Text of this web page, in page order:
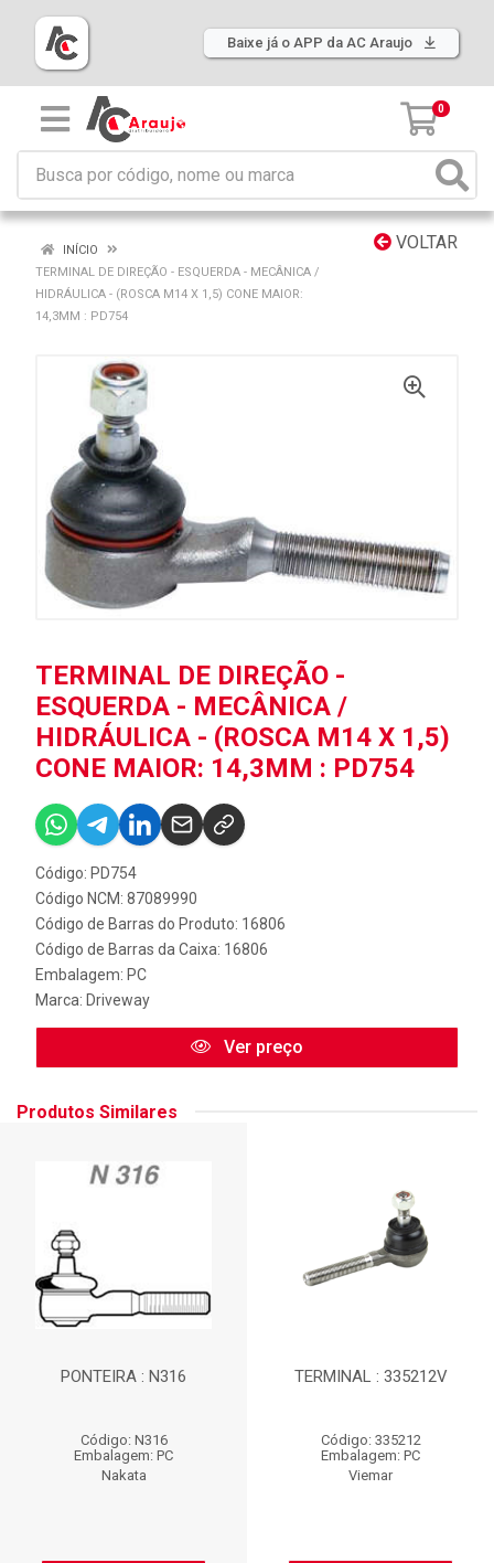
Baixe já o APP da AC Araujo
0
VOLTAR
INÍCIO
TERMINAL DE DIREÇÃO - ESQUERDA - MECÂNICA /
HIDRÁULICA - (ROSCA M14 X 1,5) CONE MAIOR:
14,3MM : PD754
TERMINAL DE DIREÇÃO -
ESQUERDA - MECÂNICA /
HIDRÁULICA - (ROSCA M14 X 1,5)
CONE MAIOR: 14,3MM : PD754
Código: PD754
Código NCM: 87089990
Código de Barras do Produto: 16806
Código de Barras da Caixa: 16806
Embalagem: PC
Marca: Driveway
Ver preço
Produtos Similares
PONTEIRA : N316
Código: N316
Embalagem: PC
Nakata
TERMINAL : 335212V
Código: 335212
Embalagem: PC
Viemar